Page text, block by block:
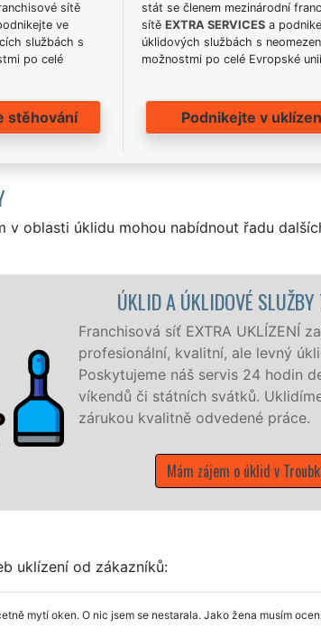
sítě
ve
službách s
po celé
stěhování
stát se členem mezinárodní
sítě EXTRA SERVICESa
úklidových službách s
možnostmi po celé Evropské
Podnikejte v
v oblasti úklidu mohou nabídnout řadu
v Troubkách a okolí Troubek
firmy i jednotlivce.
dní v týdnu a to i během
zákazník žádá a to se
uklízení od zákazníků:
mytí oken. O nic jsem se nestarala. Jako žena musím